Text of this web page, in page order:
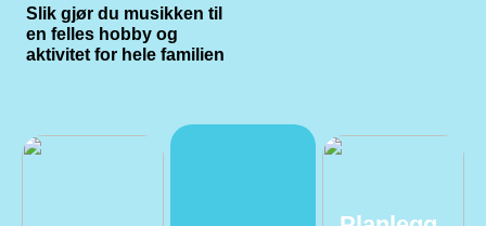
Slik gjør du musikken til
en felles hobby og
aktivitet for hele familien